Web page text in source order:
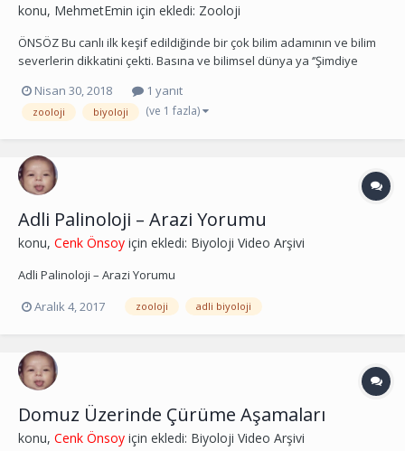
konu, MehmetEmin için ekledi: Zooloji
ÖNSÖZ Bu canlı ilk keşif edildiğinde bir çok bilim adamının ve bilim
severlerin dikkatini çekti. Basına ve bilimsel dünya ya ‘’Şimdiye
olarak lanse edildi. Biz insanlar gibi ultra gelişmiş canlıların,
tardigrad boyutlarında bir çok p...
Nisan 30, 2018 1 yanıt
zooloji biyoloji (ve 1 fazla)
Adli Palinoloji – Arazi Yorumu
konu, Cenk Önsoy için ekledi: Biyoloji Video Arşivi
Adli Palinoloji – Arazi Yorumu
Aralık 4, 2017
zooloji adli biyoloji
Domuz Üzerinde Çürüme Aşamaları
konu, Cenk Önsoy için ekledi: Biyoloji Video Arşivi